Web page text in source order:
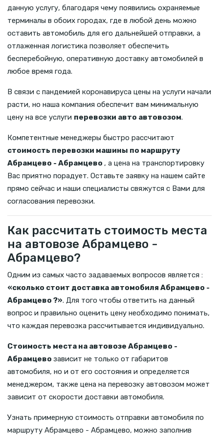
данную услугу, благодаря чему появились охраняемые
терминалы в обоих городах, где в любой день можно
оставить автомобиль для его дальнейшей отправки, а
отлаженная логистика позволяет обеспечить
бесперебойную, оперативную доставку автомобилей в
любое время года.
В связи с пандемией коронавируса цены на услуги начали
расти, но наша компания обеспечит вам минимальную
цену на все услуги перевозки авто автовозом.
Компетентные менеджеры быстро рассчитают
стоимость перевозки машины по маршруту
Абрамцево - Абрамцево , а цена на транспортировку
Вас приятно порадует. Оставьте заявку на нашем сайте
прямо сейчас и наши специалисты свяжутся с Вами для
согласования перевозки.
Как рассчитать стоимость места
на автовозе Абрамцево -
Абрамцево?
Одним из самых часто задаваемых вопросов является :
«сколько стоит доставка автомобиля Абрамцево -
Абрамцево ?». Для того чтобы ответить на данный
вопрос и правильно оценить цену необходимо понимать,
что каждая перевозка рассчитывается индивидуально.
Стоимость места на автовозе Абрамцево -
Абрамцево зависит не только от габаритов
автомобиля, но и от его состояния и определяется
менеджером, также цена на перевозку автовозом может
зависит от скорости доставки автомобиля.
Узнать примерную стоимость отправки автомобиля по
маршруту Абрамцево - Абрамцево, можно заполнив